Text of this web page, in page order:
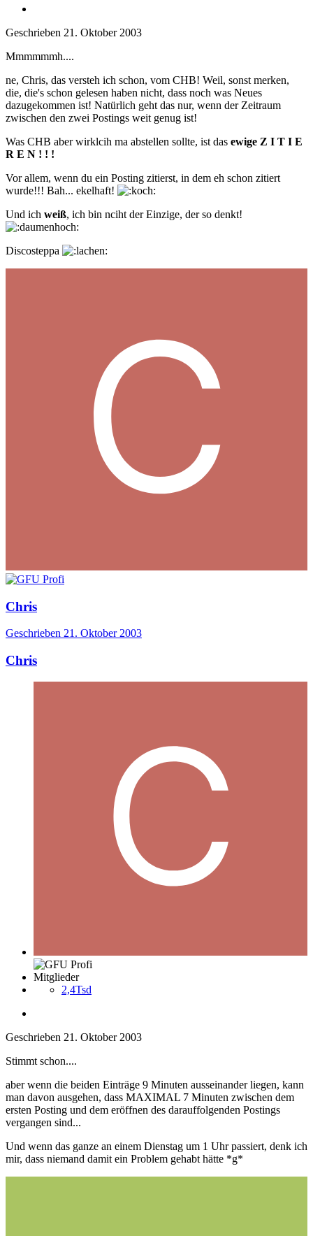
Geschrieben 21. Oktober 2003
Mmmmmmh....
ne, Chris, das versteh ich schon, vom CHB! Weil, sonst merken,
die, die's schon gelesen haben nicht, dass noch was Neues
dazugekommen ist! Natürlich geht das nur, wenn der Zeitraum
zwischen den zwei Postings weit genug ist!
Was CHB aber wirklcih ma abstellen sollte, ist das ewige Z I T I E
R E N ! ! !
Vor allem, wenn du ein Posting zitierst, in dem eh schon zitiert
wurde!!! Bah... ekelhaft!
Und ich weiß, ich bin nciht der Einzige, der so denkt!
Discosteppa
Chris
Geschrieben 21. Oktober 2003
Chris
Mitglieder
2,4Tsd
Geschrieben 21. Oktober 2003
Stimmt schon....
aber wenn die beiden Einträge 9 Minuten ausseinander liegen, kann
man davon ausgehen, dass MAXIMAL 7 Minuten zwischen dem
ersten Posting und dem eröffnen des darauffolgenden Postings
vergangen sind...
Und wenn das ganze an einem Dienstag um 1 Uhr passiert, denk ich
mir, dass niemand damit ein Problem gehabt hätte *g*